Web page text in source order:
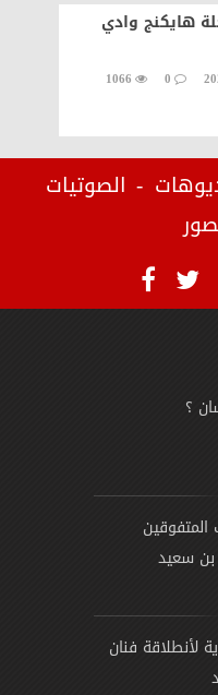
هايكنج وادي
0
1066
الصوتيات
؟
المتفوقين
بن سعيد
لأنطلاقة فنان